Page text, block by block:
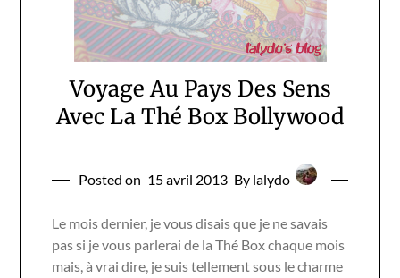
Voyage Au Pays Des Sens
Avec La Thé Box Bollywood
Posted on 15 avril 2013 By lalydo
Le mois dernier, je vous disais que je ne savais
pas si je vous parlerai de la Thé Box chaque mois
mais, à vrai dire, je suis tellement sous le charme